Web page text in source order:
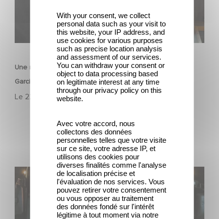
FILM
Une nouvelle comédie avec Baptiste Lecaplain et José
Garcia en 2027 !
Le 22 juillet 2026
Une date de sortie pour le nouveau film de Franck
Dubosc
With your consent, we collect
personal data such as your visit to
this website, your IP address, and
use cookies for various purposes
such as precise location analysis
and assessment of our services.
You can withdraw your consent or
object to data processing based
on legitimate interest at any time
through our privacy policy on this
website.
Avec votre accord, nous
collectons des données
personnelles telles que votre visite
sur ce site, votre adresse IP, et
utilisons des cookies pour
diverses finalités comme l'analyse
de localisation précise et
l'évaluation de nos services. Vous
pouvez retirer votre consentement
ou vous opposer au traitement
des données fondé sur l'intérêt
légitime à tout moment via notre